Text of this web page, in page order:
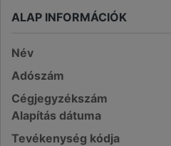
ALAP INFORMÁCIÓK
Név
Adószám
Cégjegyzékszám
Alapítás dátuma
Tevékenység kódja